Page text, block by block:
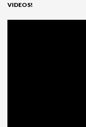
VIDEOS!